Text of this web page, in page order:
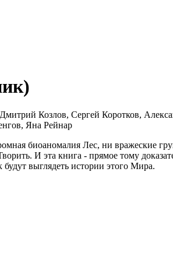
Козлов, Сергей Коротков,
Яна Рейнар
биоаномалия Лес, ни вражеские
И эта книга - прямое тому
выглядеть истории этого Мира.